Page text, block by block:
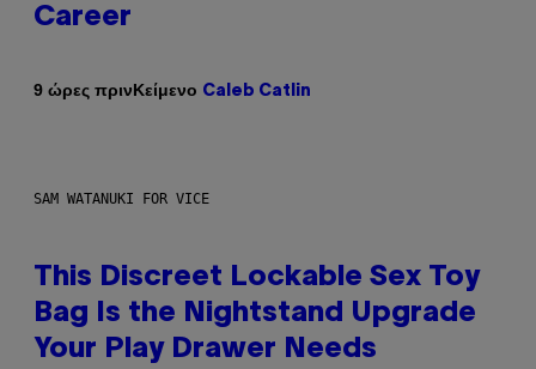
Career
9 ώρες πρινΚείμενο Caleb Catlin
SAM WATANUKI FOR VICE
This Discreet Lockable Sex Toy
Bag Is the Nightstand Upgrade
Your Play Drawer Needs